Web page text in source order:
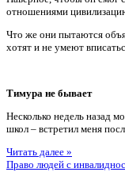
отношениями
Что же они пытаются
хотят и не умеют
Тимура не бывает
Несколько недель назад
школ – встретил меня
Читать далее »
Право людей с